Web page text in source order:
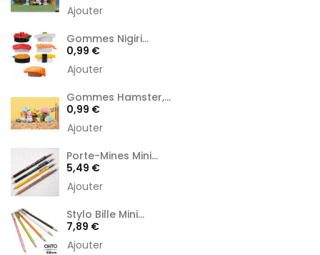
Ajouter
Gommes Nigiri...
Prix
0,99 €
Ajouter
Gommes Hamster,...
Prix
0,99 €
Ajouter
Porte-Mines Mini...
Prix
5,49 €
Ajouter
Stylo Bille Mini...
Prix
7,89 €
Ajouter